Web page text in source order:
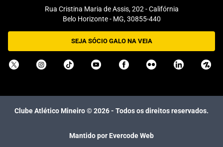
Rua Cristina Maria de Assis, 202 - Califórnia
Belo Horizonte - MG, 30855-440
SEJA SÓCIO GALO NA VEIA
Clube Atlético Mineiro ©2026- Todos os direitos reservados.
Mantido por Evercode Web